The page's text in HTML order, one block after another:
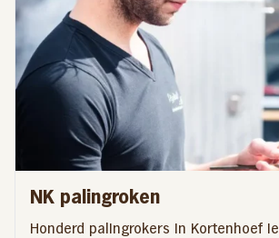
NK palingroken
Honderd palingrokers in Kortenhoef